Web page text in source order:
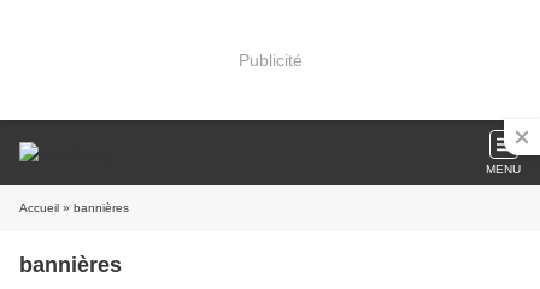
Publicité
MENU
Accueil » bannières
bannières